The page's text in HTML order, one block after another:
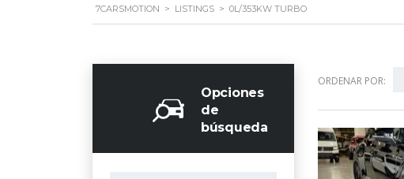
7CARSMOTION > LISTINGS > 0L/353KW TURBO
Opciones
de
búsqueda
ORDENAR POR: